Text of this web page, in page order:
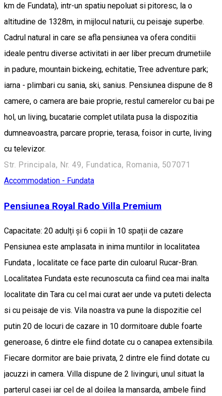
km de Fundata), intr-un spatiu nepoluat si pitoresc, la o
altitudine de 1328m, in mijlocul naturii, cu peisaje superbe.
Cadrul natural in care se afla pensiunea va ofera conditii
ideale pentru diverse activitati in aer liber precum drumetiile
in padure, mountain bickeing, echitatie, Tree adventure park;
iarna - plimbari cu sania, ski, sanius. Pensiunea dispune de 8
camere, o camera are baie proprie, restul camerelor cu bai pe
hol, un living, bucatarie complet utilata pusa la dispozitia
dumneavoastra, parcare proprie, terasa, foisor in curte, living
cu televizor.
Str. Principala, Nr. 49, Fundatica, Romania, 507071
Accommodation - Fundata
Pensiunea Royal Rado Villa Premium
Capacitate: 20 adulți și 6 copii în 10 spații de cazare
Pensiunea este amplasata in inima muntilor in localitatea
Fundata , localitate ce face parte din culoarul Rucar-Bran.
Localitatea Fundata este recunoscuta ca fiind cea mai inalta
localitate din Tara cu cel mai curat aer unde va puteti delecta
si cu peisaje de vis. Vila noastra va pune la dispozitie cel
putin 20 de locuri de cazare in 10 dormitoare duble foarte
generoase, 6 dintre ele fiind dotate cu o canapea extensibila.
Fiecare dormitor are baie privata, 2 dintre ele fiind dotate cu
jacuzzi in camera. Villa dispune de 2 livinguri, unul situat la
parterul casei iar cel de al doilea la mansarda, ambele fiind